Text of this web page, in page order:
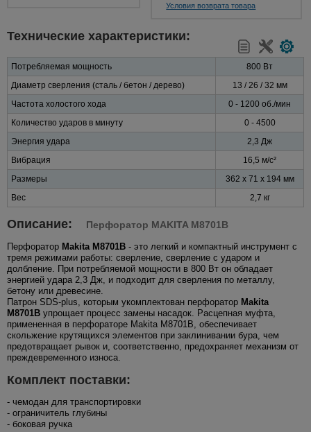
Условия возврата товара
Технические характеристики:
Потребляемая мощность
800 Вт
Диаметр сверления (сталь / бетон / дерево)
13 / 26 / 32 мм
Частота холостого хода
0 - 1200 об./мин
Количество ударов в минуту
0 - 4500
Энергия удара
2,3 Дж
Вибрация
16,5 м/с²
Размеры
362 x 71 x 194 мм
Вес
2,7 кг
Описание: Перфоратор MAKITA M8701B
Перфоратор Makita M8701B - это легкий и компактный инструмент с
тремя режимами работы: сверление, сверление с ударом и
долбление. При потребляемой мощности в 800 Вт он обладает
энергией удара 2,3 Дж, и подходит для сверления по металлу,
бетону или древесине.
Патрон SDS-plus, которым укомплектован перфоратор Makita
M8701B упрощает процесс замены насадок. Расцепная муфта,
примененная в перфораторе Makita M8701B, обеспечивает
скольжение крутящихся элементов при заклинивании бура, чем
предотвращает рывок и, соответственно, предохраняет механизм от
преждевременного износа.
Комплект поставки:
- чемодан для транспортировки
- ограничитель глубины
- боковая ручка